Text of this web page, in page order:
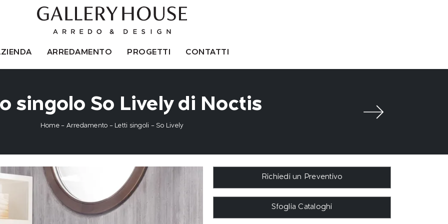
ARREDAMENTO PROGETTI CONTATTI
singolo So Lively di Noctis
Home- Arredamento - Letti singoli - So Lively
Richiedi un Preventivo
Sfoglia Cataloghi